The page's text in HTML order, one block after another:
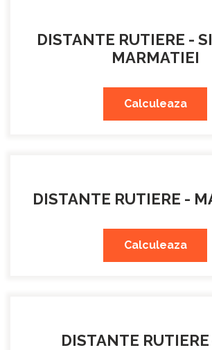
DISTANTE RUTIERE -
MARMATIEI
Calculeaza
DISTANTE RUTIERE -
Calculeaza
DISTANTE RUTIERE